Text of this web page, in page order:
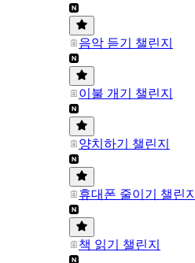
음악 듣기 챌린지
이불 개기 챌린지
양치하기 챌린지
휴대폰 줄이기 챌린지
책 읽기 챌린지